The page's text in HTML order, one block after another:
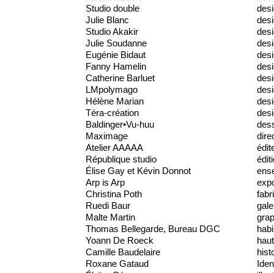
Studio double
Julie Blanc
Studio Akakir
Julie Soudanne
Eugénie Bidaut
Fanny Hamelin
Catherine Barluet
LMpolymago
Hélène Marian
Téra-création
Baldinger•Vu-huu
Maximage
Atelier AAAAA
République studio
Élise Gay et Kévin Donnot
Arp is Arp
Christina Poth
Ruedi Baur
Malte Martin
Thomas Bellegarde, Bureau DGC
Yoann De Roeck
Camille Baudelaire
Roxane Gataud